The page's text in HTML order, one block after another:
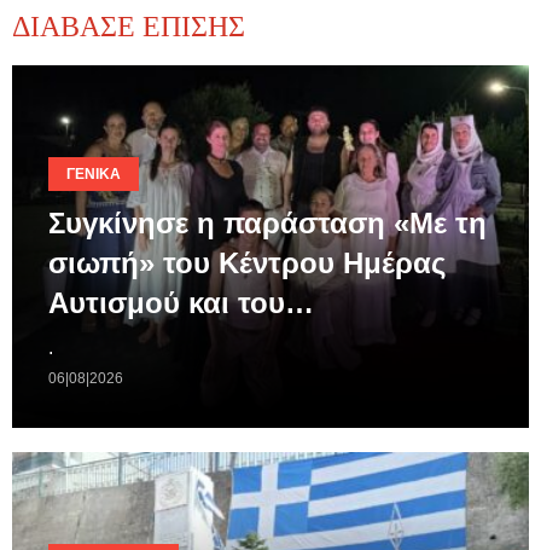
ΔΙΑΒΑΣΕ ΕΠΙΣΗΣ
ΓΕΝΙΚΆ
Συγκίνησε η παράσταση «Με τη
σιωπή» του Κέντρου Ημέρας
Αυτισμού και του…
.
06|08|2026